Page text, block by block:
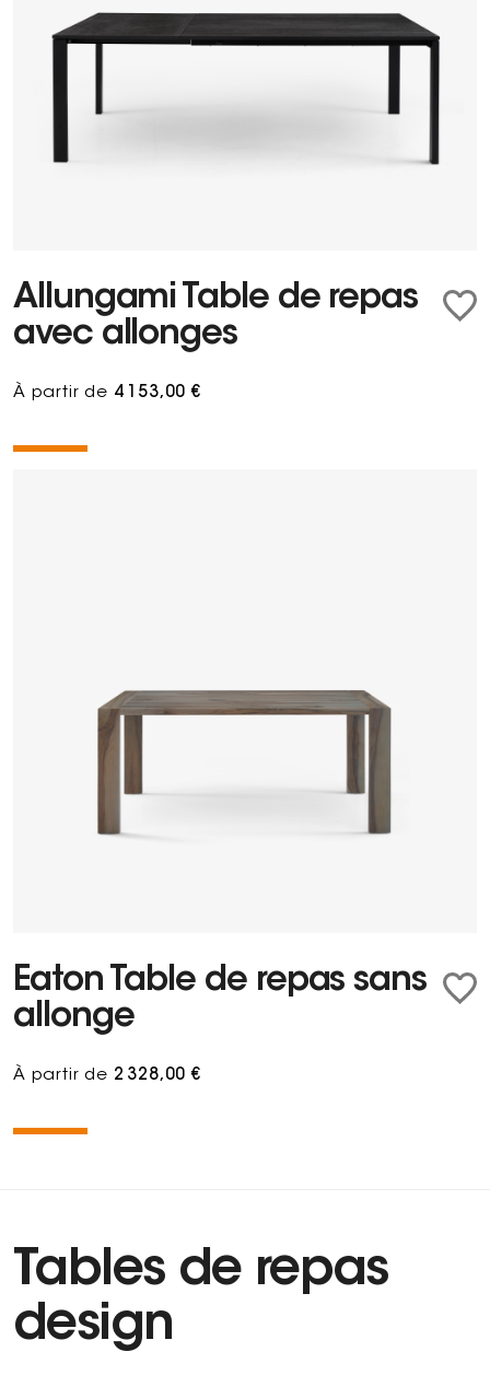
Allungami Table de repas
avec allonges
À partir de 4 153,00 €
Eaton Table de repas sans
allonge
À partir de 2 328,00 €
Tables de repas
design